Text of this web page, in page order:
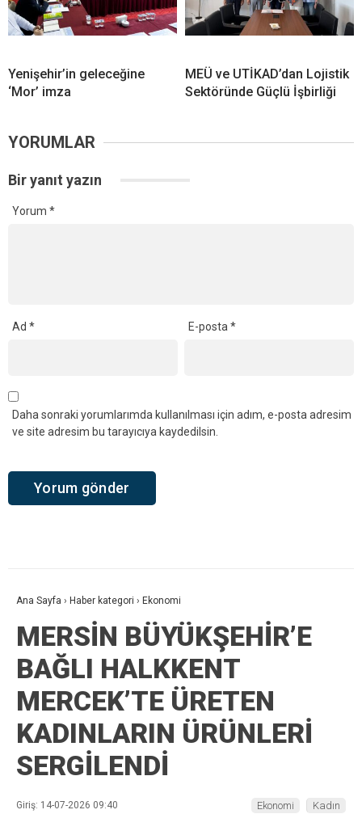
Yenişehir’in geleceğine
‘Mor’ imza
MEÜ ve UTİKAD’dan Lojistik
Sektöründe Güçlü İşbirliği
YORUMLAR
Bir yanıt yazın
Yorum *
Ad * E-posta*
Daha sonraki yorumlarımda kullanılması için adım, e-posta adresim
ve site adresim bu tarayıcıya kaydedilsin.
Ana Sayfa › Haber kategori › Ekonomi
MERSİN BÜYÜKŞEHİR’E
BAĞLI HALKKENT
MERCEK’TE ÜRETEN
KADINLARIN ÜRÜNLERİ
SERGİLENDİ
Giriş: 14-07-2026 09:40
Ekonomi Kadın